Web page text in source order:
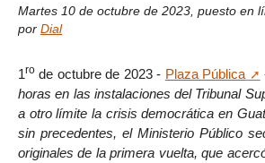
Martes 10 de octubre de 2023 puesto en
por Dial
1ro de octubre de 2023 - Plaza Pública
horas en las instalaciones del Tribunal
a otro límite la crisis democrática en
sin precedentes, el Ministerio Público
originales de la primera vuelta, que